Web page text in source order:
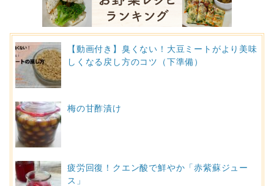
【動画付き】臭くない！大豆ミートがより美味
しくなる戻し方のコツ（下準備）
梅の甘酢漬け
疲労回復！クエン酸で鮮やか「赤紫蘇ジュー
ス」